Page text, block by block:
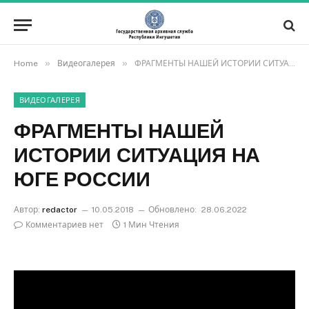
Home » Видеогалерея » ФРАГМЕНТЫ НАШЕЙ ИСТОРИИ СИТУАЦИЯ НА ЮГЕ РОССИИ
ВИДЕОГАЛЕРЕЯ
ФРАГМЕНТЫ НАШЕЙ
ИСТОРИИ СИТУАЦИЯ НА
ЮГЕ РОССИИ
Автор: redactor 10.05.2018 Обновлено: 28.06.2022
Комментариев нет
1 Мин Чтения